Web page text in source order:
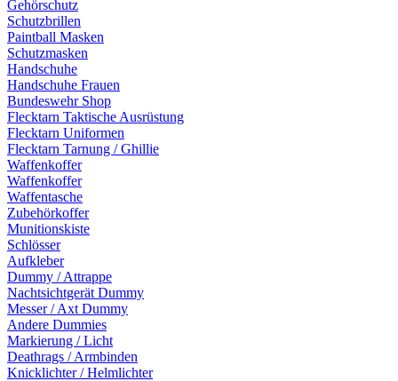
Gehörschutz
Schutzbrillen
Paintball Masken
Schutzmasken
Handschuhe
Handschuhe Frauen
Bundeswehr Shop
Flecktarn Taktische Ausrüstung
Flecktarn Uniformen
Flecktarn Tarnung / Ghillie
Waffenkoffer
Waffenkoffer
Waffentasche
Zubehörkoffer
Munitionskiste
Schlösser
Aufkleber
Dummy / Attrappe
Nachtsichtgerät Dummy
Messer / Axt Dummy
Andere Dummies
Markierung / Licht
Deathrags / Armbinden
Knicklichter / Helmlichter